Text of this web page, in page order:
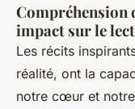
Compréhension
impact sur le
Les récits
réalité, ont la
notre cœur et